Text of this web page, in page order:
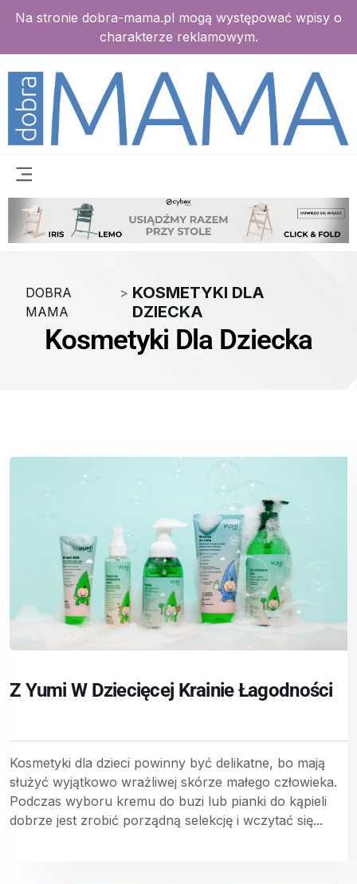
Na stronie dobra-mama.pl mogą występować wpisy o
charakterze reklamowym.
DOBRA
MAMA
> KOSMETYKI DLA
DZIECKA
Kosmetyki Dla Dziecka
Z Yumi W Dziecięcej Krainie Łagodności
Kosmetyki dla dzieci powinny być delikatne, bo mają
służyć wyjątkowo wrażliwej skórze małego człowieka.
Podczas wyboru kremu do buzi lub pianki do kąpieli
dobrze jest zrobić porządną selekcję i wczytać się...